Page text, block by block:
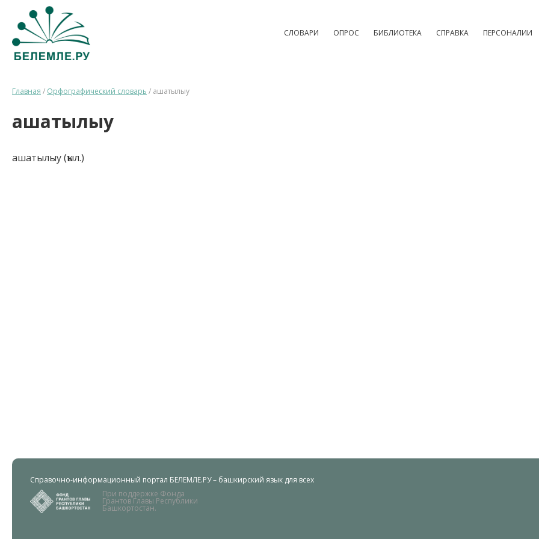
СЛОВАРИ ОПРОС БИБЛИОТЕКА СПРАВКА ПЕРСОНАЛИИ
Главная / Орфографический словарь / ашатылыу
ашатылыу
ашатылыу (ҡыл.)
Справочно-информационный портал БЕЛЕМЛЕ.РУ – башкирский язык для всех
При поддержке Фонда
Грантов Главы Республики
Башкортостан.